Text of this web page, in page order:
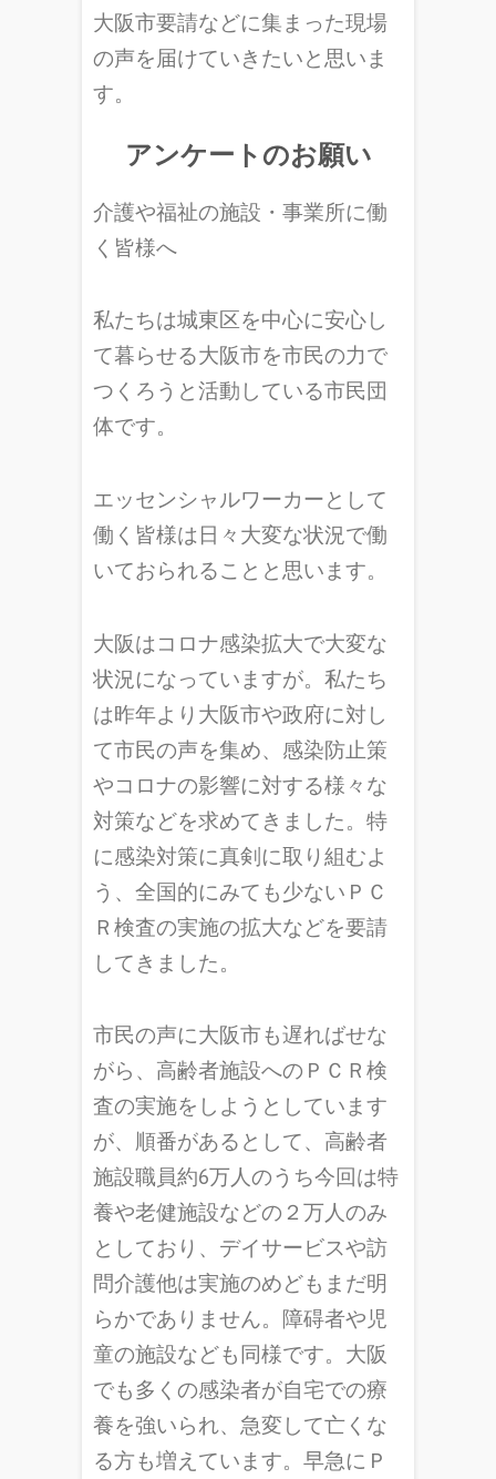
大阪市要請などに集まった現場
の声を届けていきたいと思いま
す。
アンケートのお願い
介護や福祉の施設・事業所に働
く皆様へ
私たちは城東区を中心に安心し
て暮らせる大阪市を市民の力で
つくろうと活動している市民団
体です。
エッセンシャルワーカーとして
働く皆様は日々大変な状況で働
いておられることと思います。
大阪はコロナ感染拡大で大変な
状況になっていますが。私たち
は昨年より大阪市や政府に対し
て市民の声を集め、感染防止策
やコロナの影響に対する様々な
対策などを求めてきました。特
に感染対策に真剣に取り組むよ
う、全国的にみても少ないＰＣ
Ｒ検査の実施の拡大などを要請
してきました。
市民の声に大阪市も遅ればせな
がら、高齢者施設へのＰＣＲ検
査の実施をしようとしています
が、順番があるとして、高齢者
施設職員約6万人のうち今回は特
養や老健施設などの２万人のみ
としており、デイサービスや訪
問介護他は実施のめどもまだ明
らかでありません。障碍者や児
童の施設なども同様です。大阪
でも多くの感染者が自宅での療
養を強いられ、急変して亡くな
る方も増えています。早急にＰ